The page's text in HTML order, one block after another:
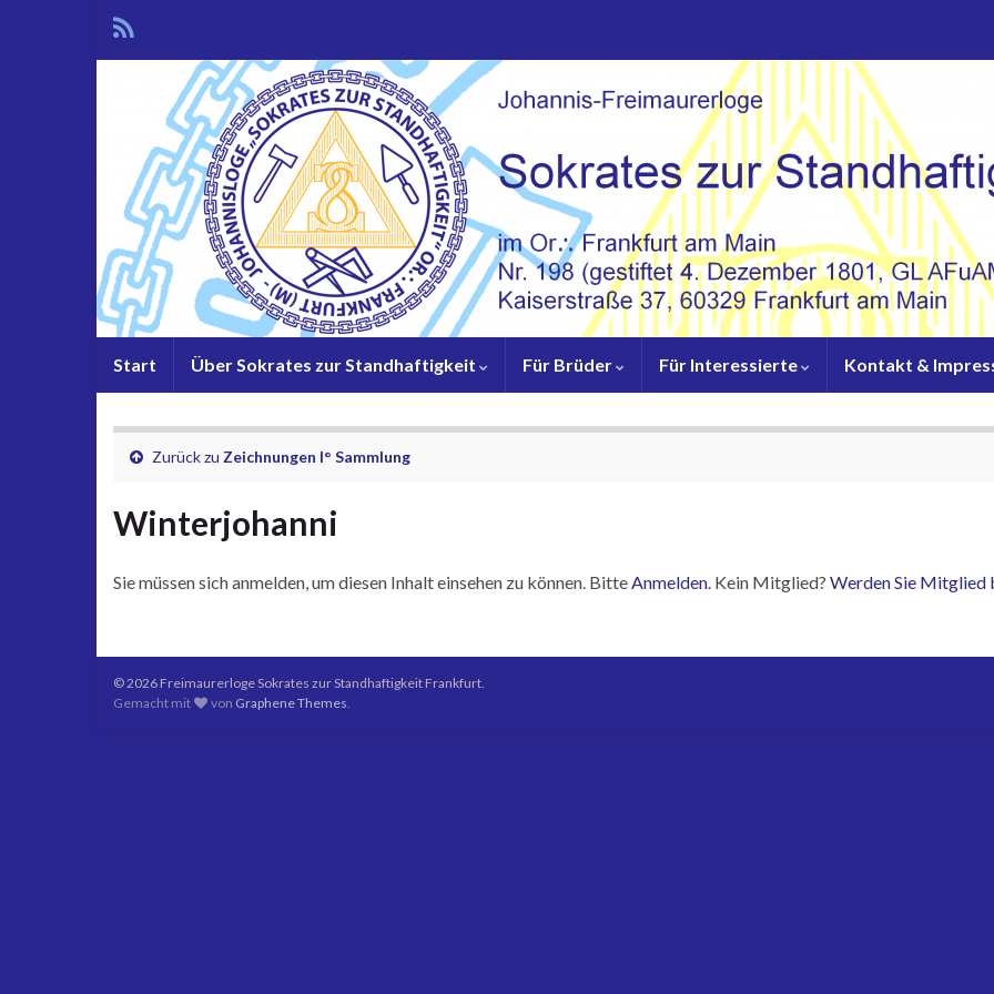
Start Über Sokrates zur Standhaftigkeit Für Brüder Für Interessierte Kontakt &
Zurück zu Zeichnungen I° Sammlung
Winterjohanni
Sie müssen sich anmelden, um diesen Inhalt einsehen zu können. BitteAnmelden. Kein Mitglied? Werden Sie Mitglied
© 2026 Freimaurerloge Sokrates zur Standhaftigkeit Frankfurt.
Gemacht mit
von Graphene Themes.